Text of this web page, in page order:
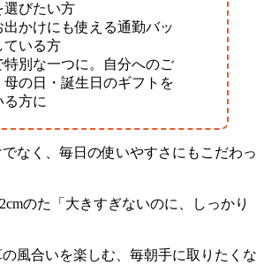
選びたい方
出かけにも使える通勤バッ
ている方
特別な一つに。自分へのご
母の日・誕生日のギフトを
る方に
なく、毎日の使いやすさにもこだわっ
のた「大きすぎないのに、しっかり
風合いを楽しむ、毎朝手に取りたくな